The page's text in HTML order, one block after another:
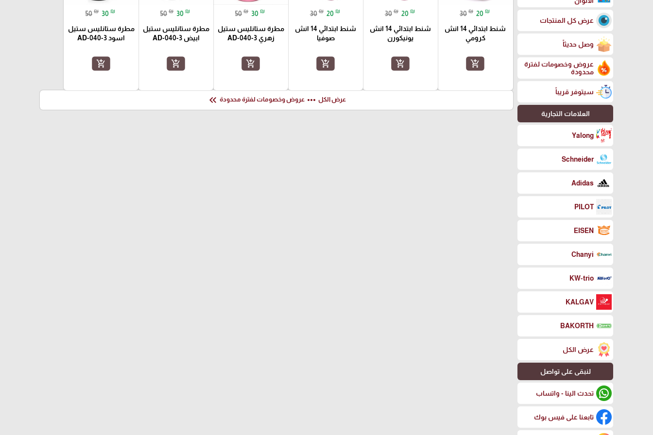
عرض كل المنتجات
وصل حديثاً
عروض وخصومات لفترة
محدودة
سيتوفر قريباً
العلامات التجارية
Yalong
Schneider
Adidas
PILOT
EISEN
Chanyi
KW-trio
KALGAV
BAKORTH
عرض الكل
لنبقى على تواصل
تحدث الينا - واتساب
تابعنا على فيس بوك
30 ₪ 20 ₪
شنط ابتدائي 14 انش
كرومي
add_shopping_cart
30 ₪ 20 ₪
شنط ابتدائي 14 انش
يونيكورن
add_shopping_cart
30 ₪ 20 ₪
شنط ابتدائي 14 انش
صوفيا
add_shopping_cart
50 ₪ 30 ₪
مطرة ستانليس ستيل
زهري AD-040-3
add_shopping_cart
50 ₪ 30 ₪
مطرة ستانليس ستيل
ابيض AD-040-3
add_shopping_cart
50 ₪ 30 ₪
مطرة ستانليس ستيل
اسود AD-040-3
add_shopping_cart
عرض الكل more_horiz عروض وخصومات لفترة محدودة keyboard_double_arrow_left